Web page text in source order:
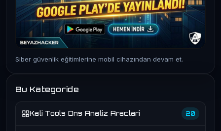
Siber güvenlik eğitimlerine mobil cihazından devam et.
Bu Kategoride
Kali Tools Dns Analiz Araclari 20